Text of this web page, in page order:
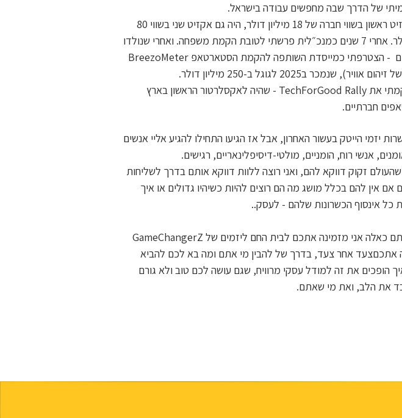
של הדרך שבה מחפשים עבודה בישראל.
אחרי אקזיט ראשון בשווי חברה של 18 מיליון דולר, היה גם אקזיט שני בשווי 80
מיליון דולר. אחרי 7 שנים כמנכ״לית פרשתי לטובת הקמת משפחה. ואחרי שנולדו
לי תאומים - הצטרפתי כמייסדת השותפה להקמת הסטארטאפ BreezoMeter
אוויר), שנמכר ב2025 לגוגל ב-250 מיליון דולר.
בדרך הקמתי את TechForGood Rally - שהיה לאקסלרטור הראשון בארץ
חברתיים.
יזמי הייטק בעשור האחרון, אבל אז הגיעו התחילו להגיע אליי אנשים
אנשי רוח, הומניים, מולטי-דיסיפלינאריים, רגישים.
זקוק דווקא להם, ואני רוצה ללוות דווקא אותם בדרך לשליחות
אין להם בכלל מושג מה הם רוצים להיות כשיהיו גדולים או איך
כל אינסוף הכשרונות שלהם - לעסק..
אז אם אתם כאלה אני מזמינה אתכם לבית החם ליזמים של GameChangerZ
אתכםצעד אחר צעד, בדרך של להבין מי אתם ומה בא לכם להביא
הופכים את זה למודל עסקי מרוויח, שגם עושה לכם טוב ולא גורם
את הלב, ואת מי שאתם.